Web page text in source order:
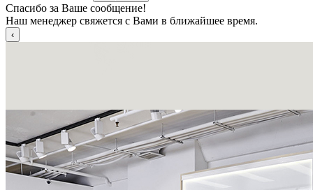
Спасибо за Ваше сообщение!
Наш менеджер свяжется с Вами в ближайшее время.